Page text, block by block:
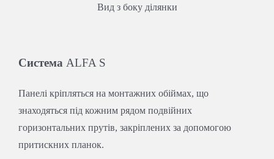
Вид з боку ділянки
Система ALFA S
Панелі кріпляться на монтажних обіймах, що
знаходяться під кожним рядом подвійних
горизонтальних прутів, закріплених за допомогою
притискних планок.